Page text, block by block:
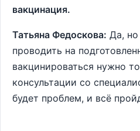
вакцинация.
Татьяна Федоскова: Да,
проводить на
вакцинироваться нужно
консультации со
будет проблем, и всё